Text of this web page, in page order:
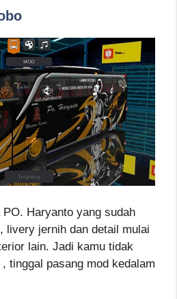
Haryanto yang sudah
livery jernih dan detail mulai
lain. Jadi kamu tidak
tinggal pasang mod kedalam